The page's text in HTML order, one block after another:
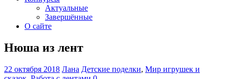
Актуальные
Завершённые
О сайте
Нюша из лент
22 октября 2018 Лана Детские поделки, Мир игрушек и